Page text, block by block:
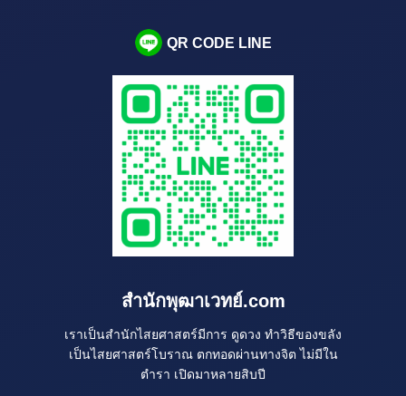
QR CODE LINE
สำนักพุฒาเวทย์.com
เราเป็นสำนักไสยศาสตร์มีการ ดูดวง ทำวิธีของขลัง
เป็นไสยศาสตร์โบราณ ตกทอดผ่านทางจิต ไม่มีใน
ตำรา เปิดมาหลายสิบปี